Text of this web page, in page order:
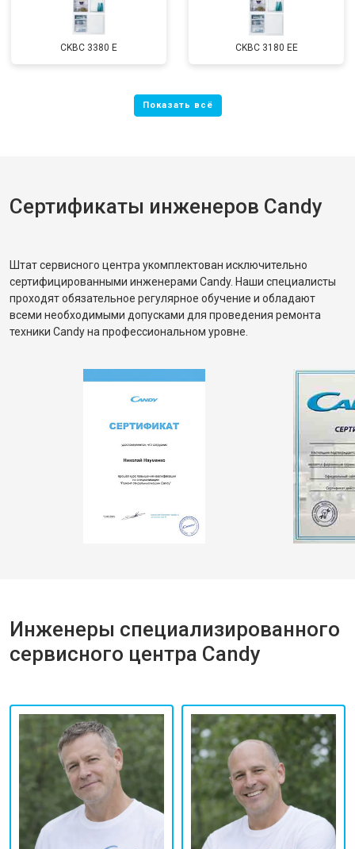
CKBC 3380 E CKBC 3180 EE
Сертификаты инженеров Candy
Штат сервисного центра укомплектован исключительно
сертифицированными инженерами Candy. Наши специалисты
проходят обязательное регулярное обучение и обладают
всеми необходимыми допусками для проведения ремонта
техники Candy на профессиональном уровне.
Инженеры специализированного
сервисного центра Candy